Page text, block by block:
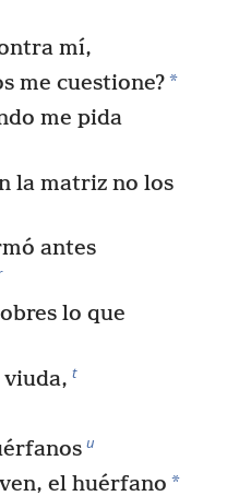
mí,
me cuestione?*
me pida
la matriz no los
antes
lo que
viuda, t
u
el huérfano *